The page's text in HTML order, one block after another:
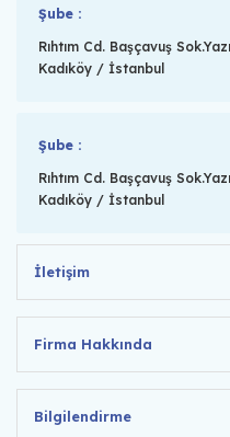
Şube :
Rıhtım Cd. Başçavuş
Kadıköy / İstanbul
Şube :
Rıhtım Cd. Başçavuş
Kadıköy / İstanbul
İletişim
Firma Hakkında
Bilgilendirme